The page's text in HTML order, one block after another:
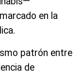
en la
patrón entre
de